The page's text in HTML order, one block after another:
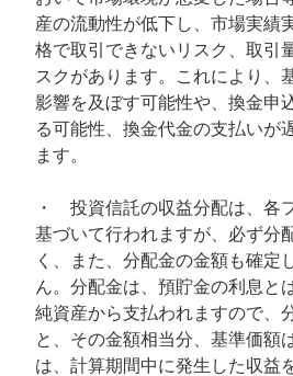
産の流動性が低下し、市場実績
格で取引できないリスク、取引
スクがあります。これにより、
影響を及ぼす可能性や、換金申
る可能性、換金代金の支払いが
ます。
・ 投資信託の収益分配は、各
基づいて行われますが、必ず分
く、また、分配金の金額も確定
ん。分配金は、預貯金の利息と
純資産から支払われますので、
と、その金額相当分、基準価額
は、計算期間中に発生した収益